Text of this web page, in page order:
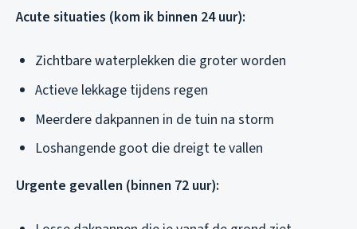
Acute situaties (kom ik binnen 24 uur):
Zichtbare waterplekken die groter worden
Actieve lekkage tijdens regen
Meerdere dakpannen in de tuin na storm
Loshangende goot die dreigt te vallen
Urgente gevallen (binnen 72 uur):